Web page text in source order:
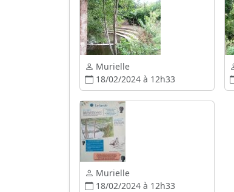
Murielle
18/02/2024 à 12h33
Murielle
18/02/2024 à 12h33